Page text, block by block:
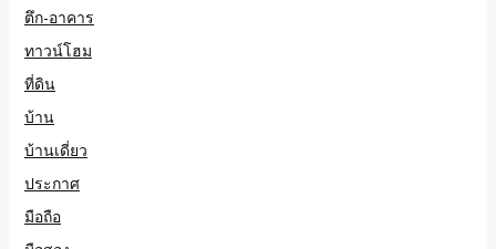
ตึก-อาคาร
ทาวน์โฮม
ที่ดิน
บ้าน
บ้านเดี่ยว
ประกาศ
มือถือ